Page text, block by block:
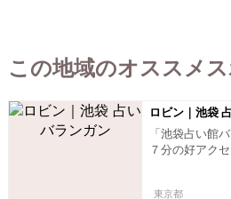
この地域のオススメ
ロビン｜池袋
「池袋占い館
７分の好アク
東京都